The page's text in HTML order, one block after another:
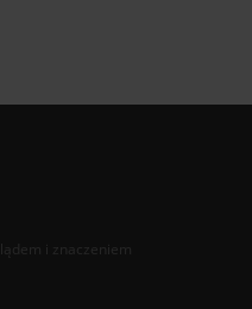
i znaczeniem